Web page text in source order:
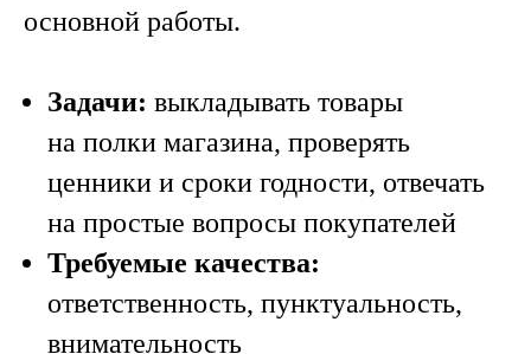
основной работы.
Задачи: выкладывать товары
на полки магазина, проверять
ценники и сроки годности, отвечать
на простые вопросы покупателей
Требуемые качества:
ответственность, пунктуальность,
внимательность